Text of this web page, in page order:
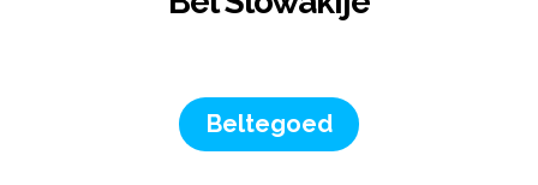
Beltegoed